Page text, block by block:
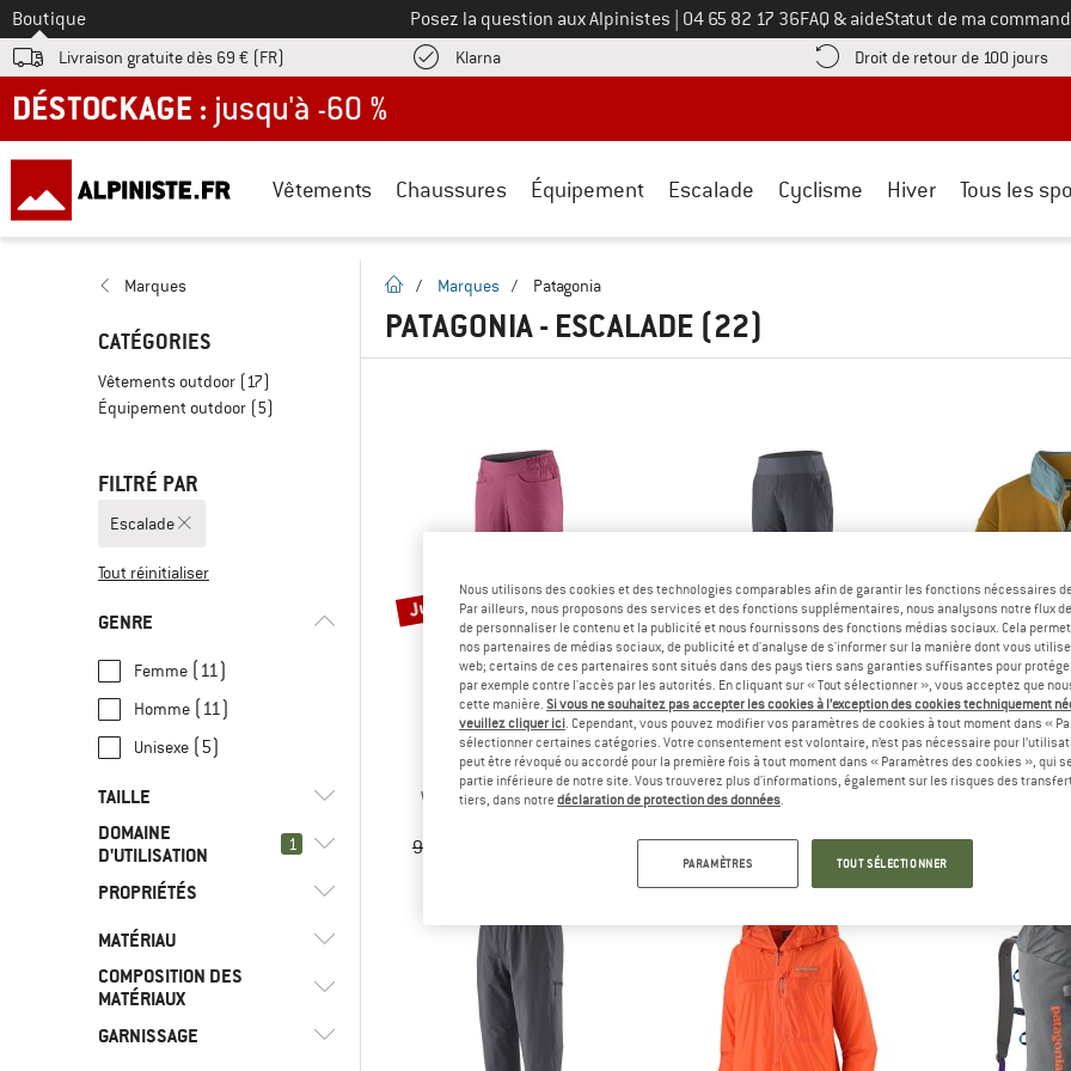
Vers le
Boutique Posez la question aux Alpinistes Appelez-nous au
04 65 82 17 36FAQ & aideStatut de ma
Livraison gratuite dès 69 € (FR) KlarnaTrouve les informations de paiement ici ! Ouvre une boîte d'information
Droit de retour de 100 jours
DÉSTOCKAGE : jusqu'à -60 %
Vêtements Chaussures Équipement Escalade Cyclisme Hiver Tous les
Marques
CATÉGORIES
Vêtements outdoor (17)
Équipement outdoor (5)
FILTRÉ PAR
Escalade
Tout réinitialiser
GENRE
Femme (11)
Homme (11)
Unisexe (5)
TAILLE
XS S M XL
XXL
DOMAINE
D'UTILISATION
1
Escalade
Alpinisme
Bloc(4)
Camping
Course sur route
PROPRIÉTÉS
Baudrier amovible
Capuche(7)
MATÉRIAU
Chanvre(1)
Coton(3)
COMPOSITION DES
MATÉRIAUX
Matériau mixte
GARNISSAGE
Page d'accueil
/ Marques / Patagonia
PATAGONIA - ESCALADE (22)
Jusqu'à -35 %
PATAGONIA
Women's Hampi Rock Pants
99,95 €
Jusqu'à -22 %
PATAGONIA
Women's Caliza Rock Pants
99,95 € à partir de 85,76 €
(59)
Jusqu'à -22 %
139,95 €
Nous utilisons des cookies et des technologies comparables afin de garantir les fonctions nécessaires
Par ailleurs, nous proposons des services et des fonctions supplémentaires, nous analysons notre flux
de personnaliser le contenu et la publicité et nous fournissons des fonctions médias sociaux. Cela
nos partenaires de médias sociaux, de publicité et d'analyse de s'informer sur la manière dont vous
web; certains de ces partenaires sont situés dans des pays tiers sans garanties suffisantes pour
par exemple contre l'accès par les autorités. En cliquant sur « Tout sélectionner », vous acceptez que
cette manière. Si vous ne souhaitez pas accepter les cookies à l’exception des cookies techniquement
veuillez cliquer ici. Cependant, vous pouvez modifier vos paramètres de cookies à tout moment dans «
sélectionner certaines catégories. Votre consentement est volontaire, n’est pas nécessaire pour
peut être révoqué ou accordé pour la première fois à tout moment dans « Paramètres des cookies », qui
partie inférieure de notre site. Vous trouverez plus d'informations, également sur les risques des
tiers, dans notredéclaration de protection des données.
PARAMÈTRES TOUT SÉLECTIONNER